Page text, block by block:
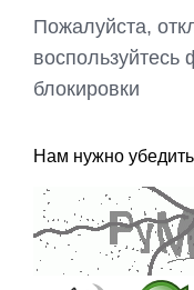
Пожалуйста,
блокировки
Нам нужно